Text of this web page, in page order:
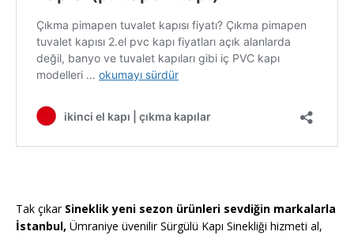
Tak çıkar Sineklik yeni sezon ürünleri sevdiğin markalarla
İstanbul, Ümraniye üvenilir Sürgülü Kapı Sinekliği hizmeti al,